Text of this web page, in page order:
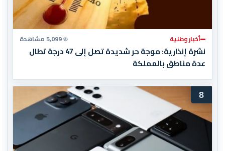
أخبار وطنية 5,099 مشاهدة
نشرة إنذارية: موجة حر شديدة تصل إلى 47 درجة تطال
عدة مناطق بالمملكة
8